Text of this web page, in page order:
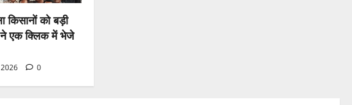
किसानों को बड़ी
ने एक क्लिक में भेजे
2026 0